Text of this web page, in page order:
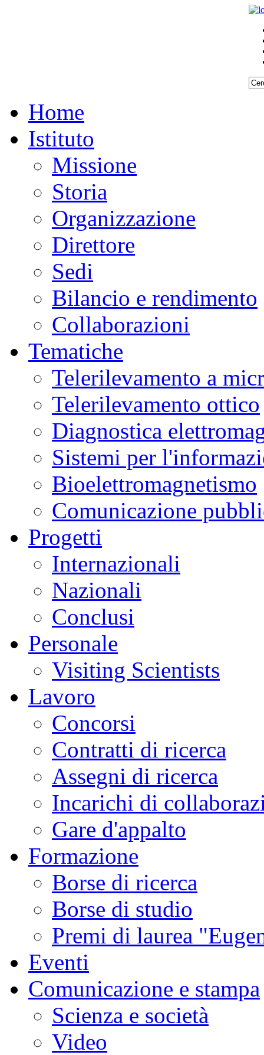
Home
Istituto
Missione
Storia
Organizzazione
Direttore
Sedi
Bilancio e rendimento
Collaborazioni
Tematiche
Telerilevamento a
Telerilevamento ottico
Diagnostica
Sistemi per
Bioelettromagnetismo
Comunicazione
Progetti
Internazionali
Nazionali
Conclusi
Personale
Visiting Scientists
Lavoro
Concorsi
Contratti di ricerca
Assegni di ricerca
Incarichi di
Gare d'appalto
Formazione
Borse di ricerca
Borse di studio
Premi di laurea
Eventi
Comunicazione e stampa
Scienza e società
Video